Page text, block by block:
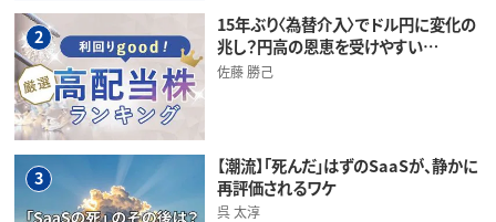
2
15年ぶり〈為替介入〉でドル円に変化の
兆し？円高の恩恵を受けやすい…
佐藤 勝己
3
【潮流】「死んだ」はずのSaaSが、静かに
再評価されるワケ
呉 太淳